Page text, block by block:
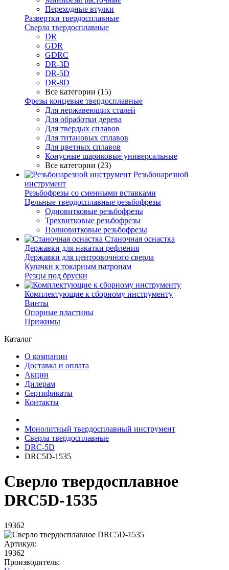
Переходные втулки
Развертки твердосплавные
Сверла твердосплавные
DR
GDR
GDRC
DR-3D
DR-5D
DR-8D
Все категории (15)
Фрезы концевые твердосплавные
Для нержавеющих сталей
Для обработки дерева
Для твердых сплавов
Для титановых сплавов
Для цветных сплавов
Конусные шариковые универсальные
Все категории (23)
Резьбонарезной
инструмент
Резьбофрезы со сменными вставками
Цельные твердосплавные резьбофрезы
Одновитковые резьбофрезы
Трехвитковые резьбофрезы
Полновитковые резьбофрезы
Станочная оснастка
Державки для накатки рефления
Державки для центровочного сверла
Кулачки к токарным патронам
Резцы под бруски
Комплектующие к сборному инструменту
Винты
Опорные пластины
Прижимы
Каталог
О компании
Доставка и оплата
Акции
Дилерам
Сертификаты
Контакты
Монолитный твердосплавный инструмент
Сверла твердосплавные
DRC-5D
DRC5D-1535
Сверло твердосплавное
DRC5D-1535
19362
Артикул:
19362
Производитель: